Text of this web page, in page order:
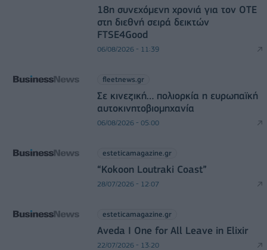
18η συνεχόμενη χρονιά για τον ΟΤΕ
στη διεθνή σειρά δεικτών
FTSE4Good
06/08/2026 - 11:39
fleetnews.gr
Σε κινεζική… πολιορκία η ευρωπαϊκή
αυτοκινητοβιομηχανία
06/08/2026 - 05:00
esteticamagazine.gr
“Kokoon Loutraki Coast”
28/07/2026 - 12:07
esteticamagazine.gr
Aveda I One for All Leave in Elixir
22/07/2026 - 13:20